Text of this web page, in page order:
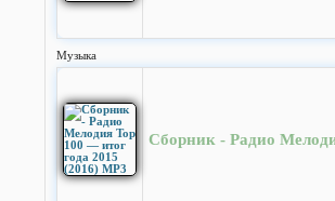
Музыка
Сборник - Радио